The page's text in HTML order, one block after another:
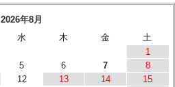
2026年8月
水 木 金
土
1
5 6 7
8
12 13 14
15